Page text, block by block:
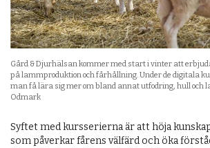
Gård & Djurhälsan kommer med start i vinter att
på lammproduktion och fårhållning. Under de digitala
man få lära sig mer om bland annat utfodring, hull och
Odmark
Syftet med kursserierna är att höja
som påverkar fårens välfärd och öka